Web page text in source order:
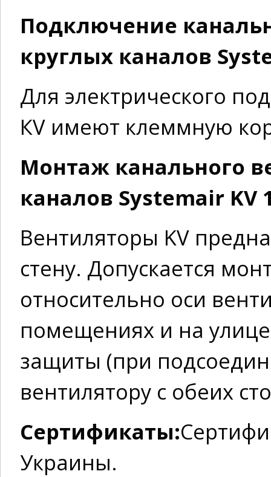
Подключение
круглых каналов
Для электрического
КV имеют клеммную
Монтаж канального
каналов Systemair KV
Вентиляторы KV
стену. Допускается
относительно оси
помещениях и на
защиты (при
вентилятору с обеих
Сертификаты:
Украины.